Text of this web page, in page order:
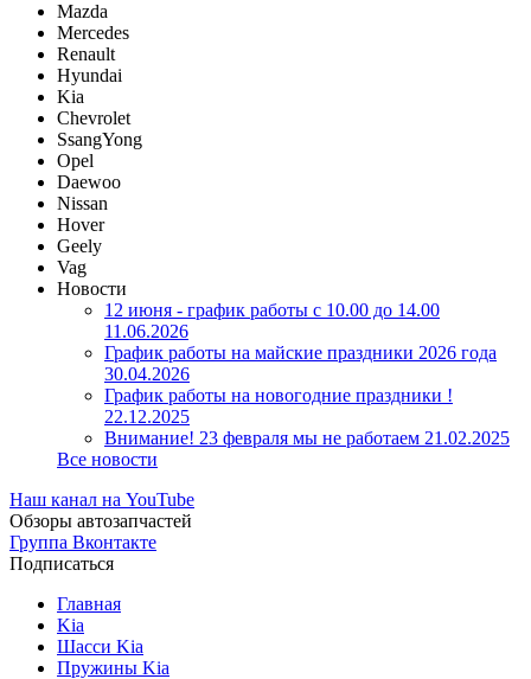
Mazda
Mercedes
Renault
Hyundai
Kia
Chevrolet
SsangYong
Opel
Daewoo
Nissan
Hover
Geely
Vag
Новости
12 июня - график работы с 10.00 до 14.00
11.06.2026
График работы на майские праздники 2026 года
30.04.2026
График работы на новогодние праздники !
22.12.2025
Внимание! 23 февраля мы не работаем 21.02.2025
Все новости
Наш канал на YouTube
Обзоры автозапчастей
Группа Вконтакте
Подписаться
Главная
Kia
Шасси Kia
Пружины Kia